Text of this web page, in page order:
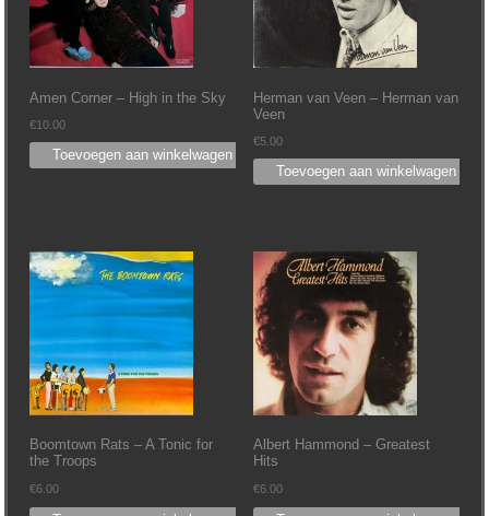
Amen Corner – High in the Sky
€10.00
Toevoegen aan winkelwagen
Herman van Veen – Herman van
Veen
€5.00
Toevoegen aan winkelwagen
Boomtown Rats – A Tonic for
the Troops
€6.00
Albert Hammond – Greatest
Hits
€6.00